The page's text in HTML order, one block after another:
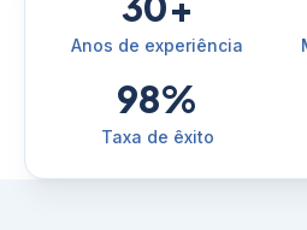
Anos de experiência
98%
Taxa de êxito